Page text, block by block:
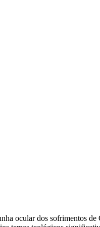
ocular dos sofrimentos